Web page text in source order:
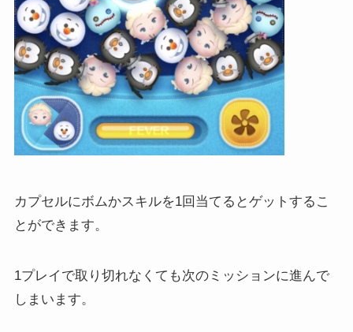
カプセルにボムかスキルを1回当てるとゲットするこ
とができます。
1プレイで取り切れなくても次のミッションに進んで
しまいます。